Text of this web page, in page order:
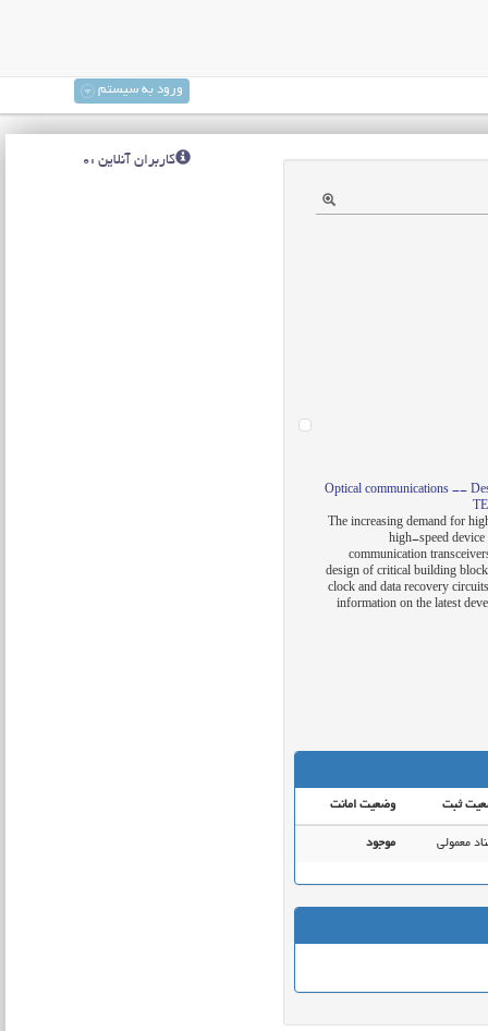
ورود به سیستم
Optical communications --
"The increasing demand for
high-speed
communication
design of critical building
clock and data recovery
information on the latest
ثبت وضعیت امانت
معمولی موجود
کاربران آنلاین :0